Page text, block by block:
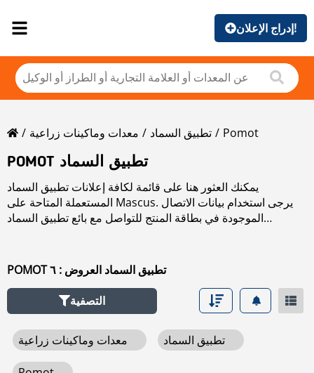
إدراج الإعلان!
معدات وماكينات زراعية تطبيق السماد
Pomot
POMOT تطبيق السماد
يمكنك العثور هنا على قائمة لكافة إعلانات تطبيق السماد
المستعملة المتاحة على Mascus. يرجى استخدام بيانات الاتصال
الموجودة في بطاقة المنتج للتواصل مع بائع تطبيق السماد
POMOT تطبيق السماد العروض : ٦
التصفية